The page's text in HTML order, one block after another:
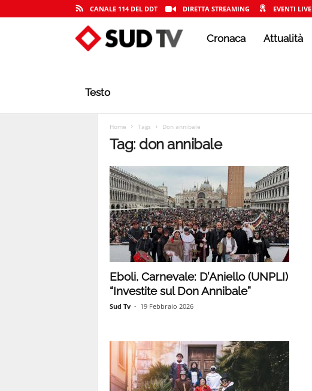
CANALE 114 DEL DDT DIRETTA STREAMING EVENTI LIVE
V
|
1
4
Cronaca Attualità
Testo
Home Tags Don annibale
Tag: don annibale
Eboli, Carnevale: D’Aniello (UNPLI)
“Investite sul Don Annibale”
Sud Tv - 19 Febbraio 2026